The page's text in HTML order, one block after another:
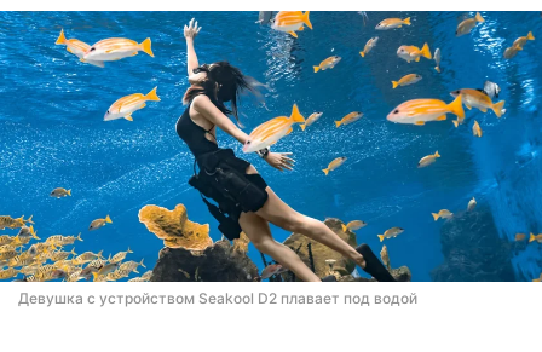
Девушка с устройством Seakool D2 плавает под водой